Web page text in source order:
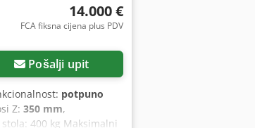
14.000 €
FCA fiksna cijena plus PDV
Pošalji upit
potpuno
Z: 350 mm,
400 kg Maksimalni